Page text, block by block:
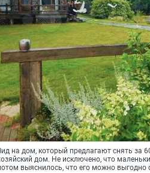
на дом, который предлагают снять за
дом. Не исключено, что
выяснилось, что его можно выгодно